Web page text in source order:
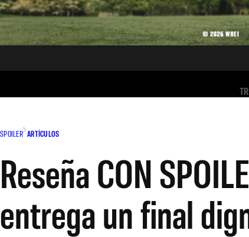
SPOILER ARTÍCULOS
Reseña CON
entrega un final